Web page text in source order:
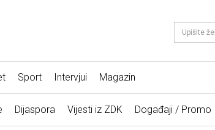
Sport Intervjui Magazin
Dijaspora Vijesti iz ZDK Događaji / Promo